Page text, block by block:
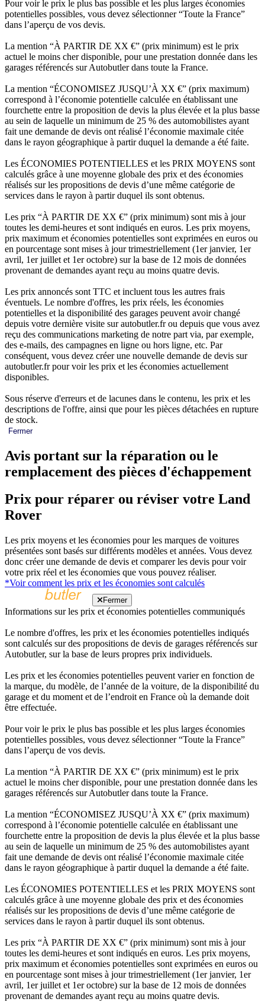
Pour voir le prix le plus bas possible et les plus larges économies
potentielles possibles, vous devez sélectionner “Toute la France”
dans l’aperçu de vos devis.
La mention “À PARTIR DE XX €” (prix minimum) est le prix
actuel le moins cher disponible, pour une prestation donnée dans les
garages référencés sur Autobutler dans toute la France.
La mention “ÉCONOMISEZ JUSQU’À XX €” (prix maximum)
correspond à l’économie potentielle calculée en établissant une
fourchette entre la proposition de devis la plus élevée et la plus basse
au sein de laquelle un minimum de 25 % des automobilistes ayant
fait une demande de devis ont réalisé l’économie maximale citée
dans le rayon géographique à partir duquel la demande a été faite.
Les ÉCONOMIES POTENTIELLES et les PRIX MOYENS sont
calculés grâce à une moyenne globale des prix et des économies
réalisés sur les propositions de devis d’une même catégorie de
services dans le rayon à partir duquel ils sont obtenus.
Les prix “À PARTIR DE XX €” (prix minimum) sont mis à jour
toutes les demi-heures et sont indiqués en euros. Les prix moyens,
prix maximum et économies potentielles sont exprimées en euros ou
en pourcentage sont mises à jour trimestriellement (1er janvier, 1er
avril, 1er juillet et 1er octobre) sur la base de 12 mois de données
provenant de demandes ayant reçu au moins quatre devis.
Les prix annoncés sont TTC et incluent tous les autres frais
éventuels. Le nombre d'offres, les prix réels, les économies
potentielles et la disponibilité des garages peuvent avoir changé
depuis votre dernière visite sur autobutler.fr ou depuis que vous avez
reçu des communications marketing de notre part via, par exemple,
des e-mails, des campagnes en ligne ou hors ligne, etc. Par
conséquent, vous devez créer une nouvelle demande de devis sur
autobutler.fr pour voir les prix et les économies actuellement
disponibles.
Sous réserve d'erreurs et de lacunes dans le contenu, les prix et les
descriptions de l'offre, ainsi que pour les pièces détachées en rupture
de stock.
Fermer
Avis portant sur la réparation ou le
remplacement des pièces d'échappement
Prix pour réparer ou réviser votre Land
Rover
Les prix moyens et les économies pour les marques de voitures
présentées sont basés sur différents modèles et années. Vous devez
donc créer une demande de devis et comparer les devis pour voir
votre prix réel et les économies que vous pouvez réaliser.
*Voir comment les prix et les économies sont calculés
Fermer
Informations sur les prix et économies potentielles communiqués
Le nombre d'offres, les prix et les économies potentielles indiqués
sont calculés sur des propositions de devis de garages référencés sur
Autobutler, sur la base de leurs propres prix individuels.
Les prix et les économies potentielles peuvent varier en fonction de
la marque, du modèle, de l’année de la voiture, de la disponibilité du
garage et du moment et de l’endroit en France où la demande doit
être effectuée.
Pour voir le prix le plus bas possible et les plus larges économies
potentielles possibles, vous devez sélectionner “Toute la France”
dans l’aperçu de vos devis.
La mention “À PARTIR DE XX €” (prix minimum) est le prix
actuel le moins cher disponible, pour une prestation donnée dans les
garages référencés sur Autobutler dans toute la France.
La mention “ÉCONOMISEZ JUSQU’À XX €” (prix maximum)
correspond à l’économie potentielle calculée en établissant une
fourchette entre la proposition de devis la plus élevée et la plus basse
au sein de laquelle un minimum de 25 % des automobilistes ayant
fait une demande de devis ont réalisé l’économie maximale citée
dans le rayon géographique à partir duquel la demande a été faite.
Les ÉCONOMIES POTENTIELLES et les PRIX MOYENS sont
calculés grâce à une moyenne globale des prix et des économies
réalisés sur les propositions de devis d’une même catégorie de
services dans le rayon à partir duquel ils sont obtenus.
Les prix “À PARTIR DE XX €” (prix minimum) sont mis à jour
toutes les demi-heures et sont indiqués en euros. Les prix moyens,
prix maximum et économies potentielles sont exprimées en euros ou
en pourcentage sont mises à jour trimestriellement (1er janvier, 1er
avril, 1er juillet et 1er octobre) sur la base de 12 mois de données
provenant de demandes ayant reçu au moins quatre devis.